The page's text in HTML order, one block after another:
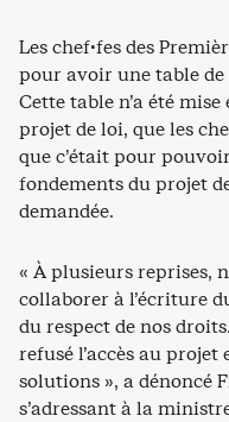
Les chef·fes des
pour avoir une table
Cette table n’a été
projet de loi, que les
que c’était pour
fondements du projet
demandée.
« À plusieurs reprises,
collaborer à l’écriture
du respect de nos
refusé l’accès au projet
solutions », a dénoncé
s’adressant à la